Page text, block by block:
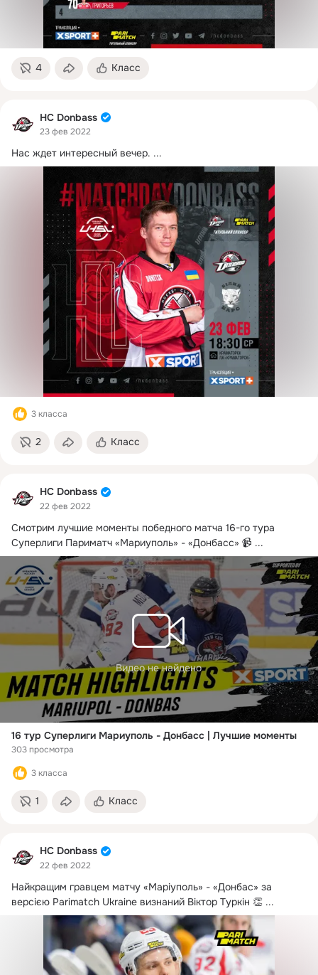
4 Класс
HC Donbass
23 фев 2022
Нас ждет интересный вечер. ...
3 класса
2 Класс
HC Donbass
22 фев 2022
Смотрим лучшие моменты победного матча 16-го тура
Суперлиги Париматч «Мариуполь» - «Донбасс» 📹 ...
Видео не найдено
16 тур Суперлиги Мариуполь - Донбасс | Лучшие моменты
303 просмотра
3 класса
1 Класс
HC Donbass
22 фев 2022
Найкращим гравцем матчу «Маріуполь» - «Донбас» за
версією Parimatch Ukraine визнаний Віктор Туркін 👏 ...